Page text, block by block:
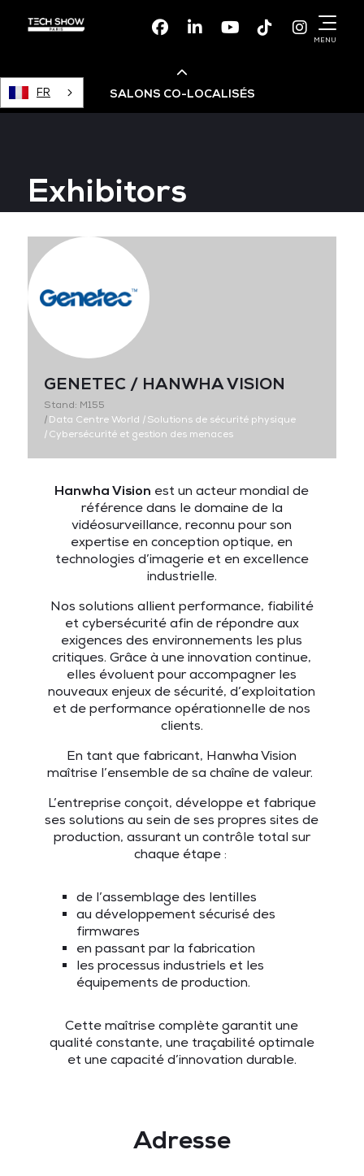
FacebookLinkedinYoutubeTikTok
MENU
FR SALONS CO-LOCALISÉS
Devops Live
Cloud & Cyber Security
Data & AI Leaders Summit
Data Centre World
Exhibitors
GENETEC / HANWHA VISION
Stand: M155
|Data Centre World |Solutions de sécurité physique
|Cybersécurité et gestion des menaces
Hanwha Vision est un acteur mondial de
référence dans le domaine de la
vidéosurveillance, reconnu pour son
expertise en conception optique, en
technologies d’imagerie et en excellence
industrielle.
Nos solutions allient performance, fiabilité
et cybersécurité afin de répondre aux
exigences des environnements les plus
critiques. Grâce à une innovation continue,
elles évoluent pour accompagner les
nouveaux enjeux de sécurité, d’exploitation
et de performance opérationnelle de nos
clients.
En tant que fabricant, Hanwha Vision
maîtrise l’ensemble de sa chaîne de valeur.
L’entreprise conçoit, développe et fabrique
ses solutions au sein de ses propres sites de
production, assurant un contrôle total sur
chaque étape :
de l’assemblage des lentilles
au développement sécurisé des
firmwares
en passant par la fabrication
les processus industriels et les
équipements de production.
Cette maîtrise complète garantit une
qualité constante, une traçabilité optimale
et une capacité d’innovation durable.
Adresse